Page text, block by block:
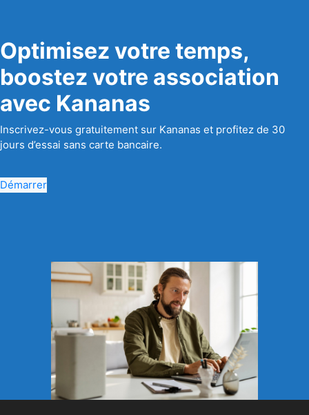
Optimisez votre temps,
boostez votre association
avec Kananas
Inscrivez-vous gratuitement sur Kananas et profitez de 30
jours d’essai sans carte bancaire.
Démarrer